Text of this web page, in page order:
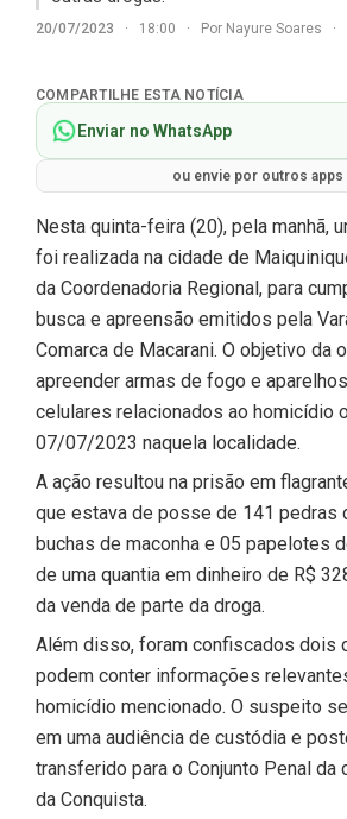
20/07/2023 · 18:00 · Por Nayure Soares ·
COMPARTILHE ESTA NOTÍCIA
Enviar no WhatsApp
ou envie por outros apps
Nesta quinta-feira (20), pela manhã,
foi realizada na cidade de
da Coordenadoria Regional, para
busca e apreensão emitidos pela
Comarca de Macarani. O objetivo da
apreender armas de fogo e
celulares relacionados ao homicídio
07/07/2023 naquela localidade.
A ação resultou na prisão em
que estava de posse de 141 pedras
buchas de maconha e 05 papelotes
de uma quantia em dinheiro de R$
da venda de parte da droga.
Além disso, foram confiscados dois
podem conter informações
homicídio mencionado. O suspeito
em uma audiência de custódia e
transferido para o Conjunto Penal da
da Conquista.